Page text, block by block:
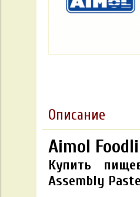
Описание
Aimol
Купить
Assembly